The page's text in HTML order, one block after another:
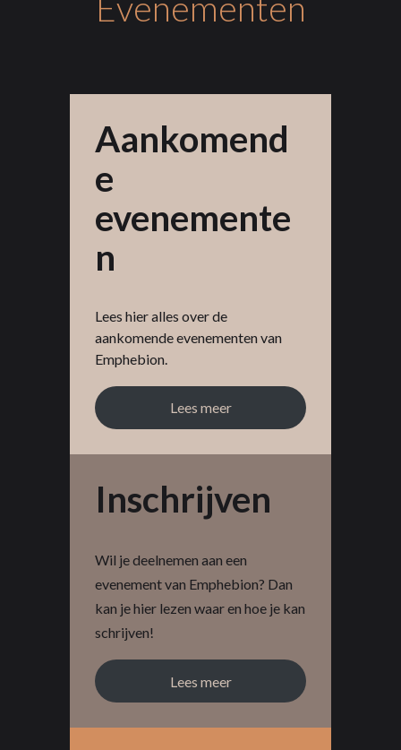
Aankomend
e
evenemente
n
Lees hier alles over de
aankomende evenementen van
Emphebion.
Lees meer
Inschrijven
Wil je deelnemen aan een
evenement van Emphebion? Dan
kan je hier lezen waar en hoe je kan
schrijven!
Lees meer